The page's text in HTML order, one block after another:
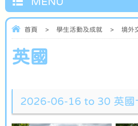
首頁 > 學生活動及成就 > 境外
英國
2026-06-16 to 30 英國